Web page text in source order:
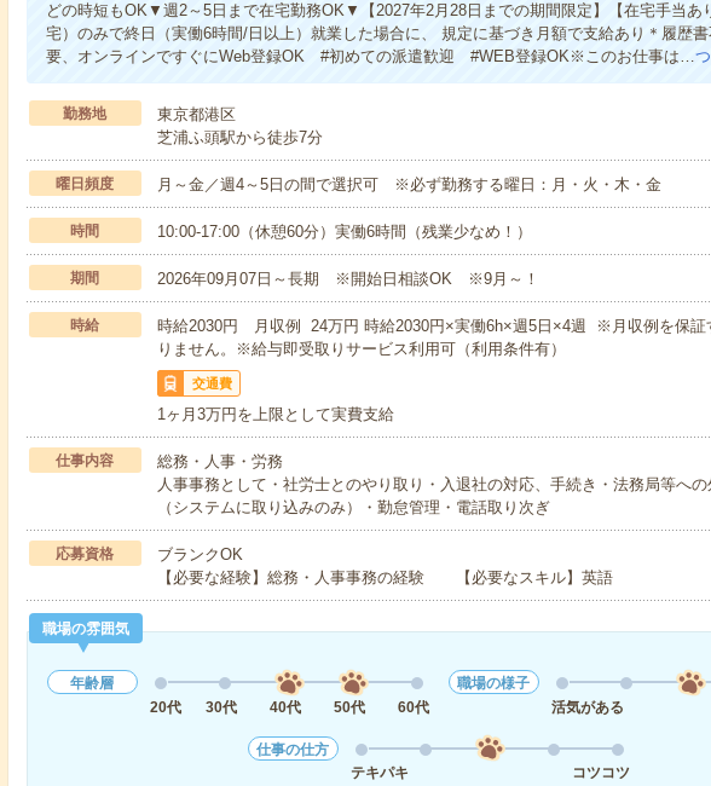
どの時短もOK▼週2～5日まで在宅勤務OK▼【2027年2月28日までの期間限定】【在宅手当あ
宅）のみで終日（実働6時間/日以上）就業した場合に、 規定に基づき月額で支給あり＊履歴
要、オンラインですぐにWeb登録OK #初めての派遣歓迎 #WEB登録OK※このお仕事は…
勤務地
東京都港区
芝浦ふ頭駅から徒歩7分
曜日頻度 月～金／週4～5日の間で選択可 ※必ず勤務する曜日：月・火・木・金
時間 10:00-17:00（休憩60分）実働6時間（残業少なめ！）
期間 2026年09月07日～長期 ※開始日相談OK ※9月～！
時給
時給2030円 月収例 24万円 時給2030円×実働6h×週5日×4週 ※月収例を保証
りません。※給与即受取りサービス利用可（利用条件有）
交通費
1ヶ月3万円を上限として実費支給
仕事内容
総務・人事・労務
人事事務として・社労士とのやり取り・入退社の対応、手続き・法務局等へ
（システムに取り込みのみ）・勤怠管理・電話取り次ぎ
応募資格
ブランクOK
【必要な経験】総務・人事事務の経験 【必要なスキル】英語
職場の雰囲気
年齢層
20代
30代 40代 50代 60代
職場の様子
活気がある
仕事の仕方
テキパキ
コツコツ